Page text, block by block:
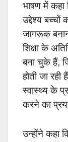
भाषण में
उद्देश्य बच्चों
जागरूक
शिक्षा के
बना चुके हैं,
होती जा
स्वास्थ्य के
करने का
उन्होंने कहा